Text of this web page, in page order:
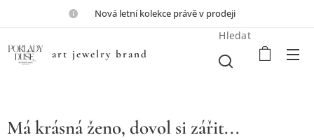
💎Nová letní kolekce právě v prodeji💎
art jewelry brand
Hledat
Má krásná ženo, dovol si zářit...